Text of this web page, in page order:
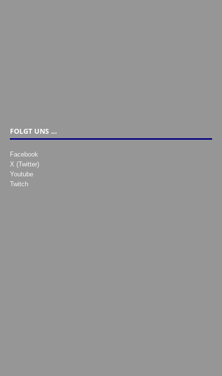
FOLGT UNS …
Facebook
X (Twitter)
Youtube
Twitch